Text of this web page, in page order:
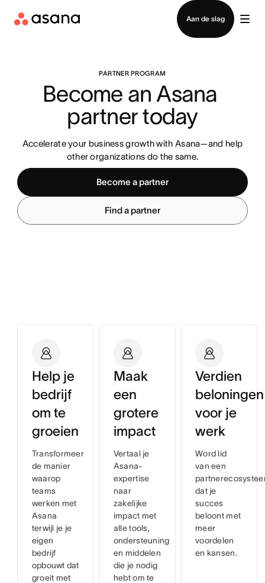
Aan de slag
Contact opnemen met verkoop
PARTNER PROGRAM
Become an Asana
partner today
Accelerate your business growth with Asana—and help
other organizations do the same.
Become a partner
Find a partner
Help je
bedrijf
om te
groeien
Transformeer
de manier
waarop
teams
werken met
Asana
terwijl je je
eigen
bedrijf
opbouwt dat
groeit met
Maak
een
grotere
impact
Vertaal je
Asana-
expertise
naar
zakelijke
impact met
alle tools,
ondersteuning
en middelen
die je nodig
hebt om te
Verdien
beloningen
voor je
werk
Word lid
van een
dat je
succes
beloont met
meer
voordelen
en kansen.